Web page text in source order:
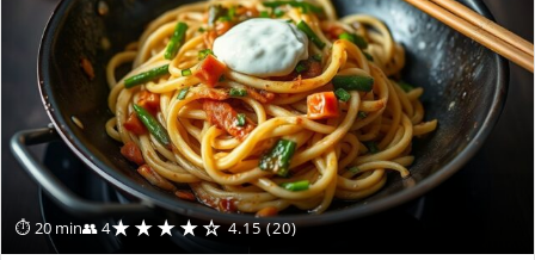
⏱ 20 min👥 4★★★★☆ 4.15 (20)